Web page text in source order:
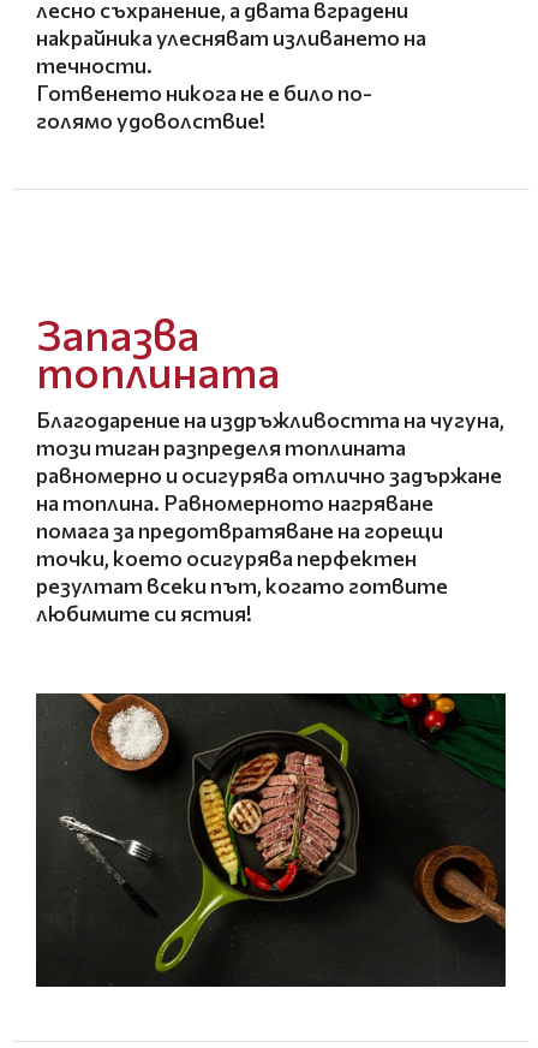
лесно съхранение, а двата вградени
накрайника улесняват изливането на
течности.
Готвенето никога не е било по-
голямо удоволствие!
Запазва
топлината
Благодарение на издръжливостта на чугуна,
този тиган разпределя топлината
равномерно и осигурява отлично задържане
на топлина. Равномерното нагряване
помага за предотвратяване на горещи
точки, което осигурява перфектен
резултат всеки път, когато готвите
любимите си ястия!